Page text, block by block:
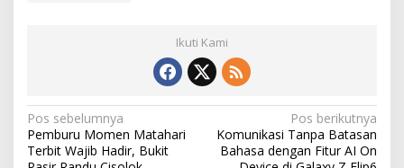
Ikuti Kami
N
a
Pos sebelumnya
Pemburu Momen Matahari
Terbit Wajib Hadir, Bukit
Pos berikutnya
Komunikasi Tanpa Batasan
Bahasa dengan Fitur AI On